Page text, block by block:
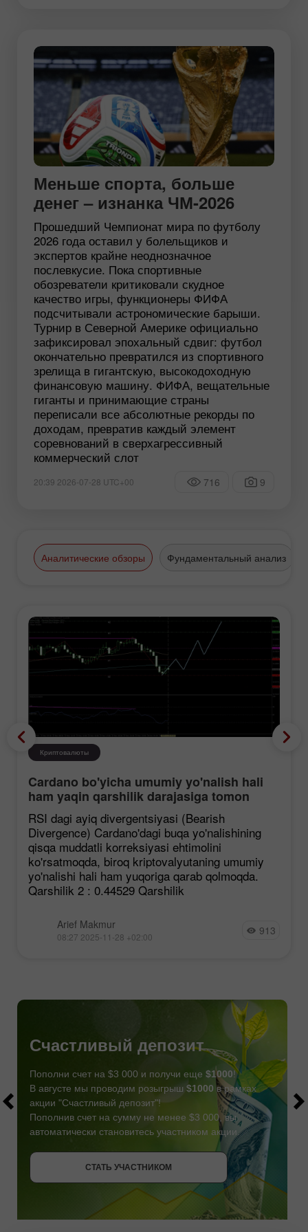
Меньше спорта, больше
денег – изнанка ЧМ-2026
Прошедший Чемпионат мира по футболу
2026 года оставил у болельщиков и
экспертов крайне неоднозначное
послевкусие. Пока спортивные
обозреватели критиковали скудное
качество игры, функционеры ФИФА
подсчитывали астрономические барыши.
Турнир в Северной Америке официально
зафиксировал эпохальный сдвиг: футбол
окончательно превратился из спортивного
зрелища в гигантскую, высокодоходную
финансовую машину. ФИФА, вещательные
гиганты и принимающие страны
переписали все абсолютные рекорды по
доходам, превратив каждый элемент
соревнований в сверхагрессивный
коммерческий слот
20:39 2026-07-28 UTC+00 716 9
Аналитические обзоры Фундаментальный анализ
Криптовалюты
Cardano bo'yicha umumiy yo'nalish hali
ham yaqin qarshilik darajasiga tomon
mustahkamlanmoqda, garchi korreksiya
ehtimoli mavjud bo'lsa ham.
RSI dagi ayiq divergentsiyasi (Bearish
Divergence) Cardano'dagi buqa yo'nalishining
qisqa muddatli korreksiyasi ehtimolini
ko'rsatmoqda, biroq kriptovalyutaning umumiy
yo'nalishi hali ham yuqoriga qarab qolmoqda.
Qarshilik 2 : 0.44529 Qarshilik
Arief Makmur
08:27 2025-11-28 +02:00 913
СТАТЬ УЧАСТНИКОМ
Счастливый депозит
Пополни счет на $3 000 и получи еще $1000!
В августе мы проводим розыгрыш $1000 в рамках
акции "Счастливый депозит"!
Пополнив счет на сумму не менее $3 000, вы
автоматически становитесь участником акции.
СТАТЬ УЧАСТНИКОМ
ПОЛУЧИТЬ БОНУС